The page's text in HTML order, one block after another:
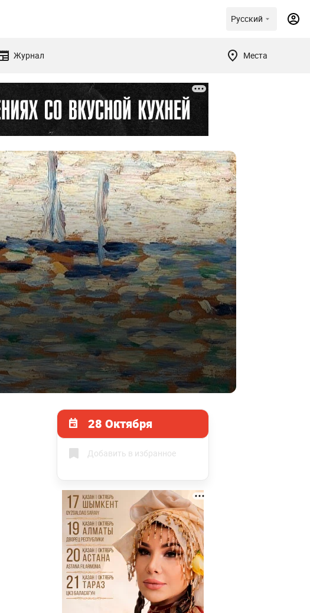
Русский
Журнал Места
28 Октября
Добавить в избранное